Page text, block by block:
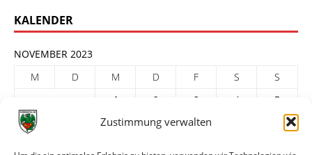
Zustimmung verwalten
KALENDER
NOVEMBER 2023
M
D M D F S
S
1
2 3 4
5
6
8 9 10